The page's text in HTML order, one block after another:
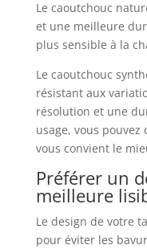
Le caoutchouc
et une meilleure
plus sensible à la
Le caoutchouc
résistant aux
résolution et une
usage, vous
vous convient le
Préférer un
meilleure
Le design de votre
pour éviter les